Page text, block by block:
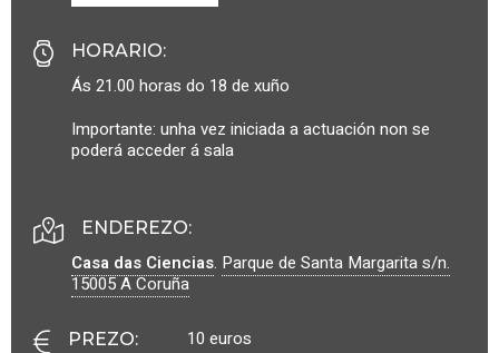
HORARIO:
Ás 21.00 horas do 18 de xuño
Importante: unha vez iniciada a actuación non se
poderá acceder á sala
ENDEREZO:
Casa das Ciencias. Parque de Santa Margarita s/n.
15005A Coruña
PREZO:
10 euros